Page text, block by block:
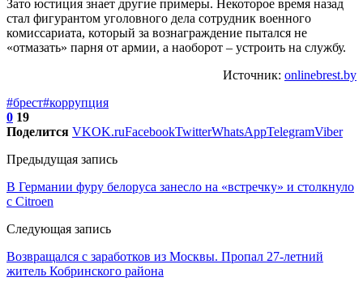
Зато юстиция знает другие примеры. Некоторое время назад
стал фигурантом уголовного дела сотрудник военного
комиссариата, который за вознаграждение пытался не
«отмазать» парня от армии, а наоборот – устроить на службу.
Источник: onlinebrest.by
#брест#коррупция
0 19
Поделится VKOK.ruFacebookTwitterWhatsAppTelegramViber
Предыдущая запись
В Германии фуру белоруса занесло на «встречку» и столкнуло
с Citroen
Следующая запись
Возвращался с заработков из Москвы. Пропал 27-летний
житель Кобринского района